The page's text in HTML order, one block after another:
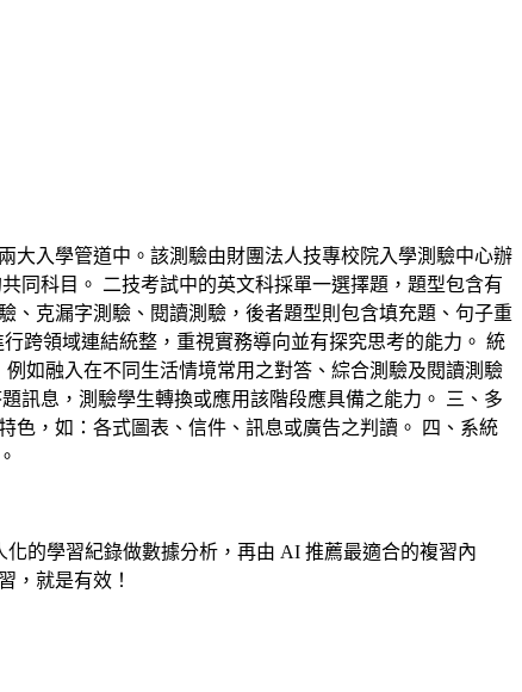
大入學管道中。該測驗由財團法人技專校院入學測驗中心辦
同科目。 二技考試中的英文科採單一選擇題，題型包含有
、克漏字測驗、閱讀測驗，後者題型則包含填充題、句子重
跨領域連結統整，重視實務導向並有探究思考的能力。 統
如融入在不同生活情境常用之對答、綜合測驗及閱讀測驗
訊息，測驗學生轉換或應用該階段應具備之能力。 三、多
色，如：各式圖表、信件、訊息或廣告之判讀。 四、系統
的學習紀錄做數據分析，再由 AI 推薦最適合的複習內
，就是有效！